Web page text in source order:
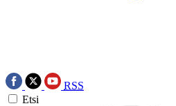
RSS
Etsi